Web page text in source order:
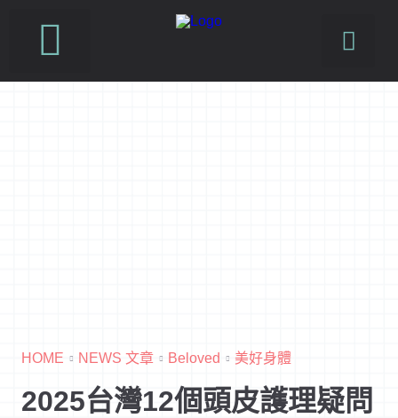
HOME NEWS 文章 Beloved 美好身體
2025台灣12個頭皮護理疑問